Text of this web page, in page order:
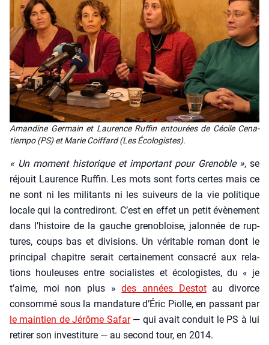
Aman­dine Ger­main et Lau­rence Ruf­fin entou­rées de Cécile Cena­
tiem­po (PS) et Marie Coif­fard (Les Éco­lo­gistes).
« Un moment his­to­rique et impor­tant pour Gre­noble », se
réjouit Lau­rence Ruf­fin. Les mots sont forts certes mais ce
ne sont ni les mili­tants ni les sui­veurs de la vie poli­tique
locale qui la contre­di­ront. C’est en effet un petit évè­ne­ment
dans l’his­toire de la gauche gre­no­bloise, jalon­née de rup­
tures, coups bas et divi­sions. Un véri­table roman dont le
prin­ci­pal cha­pitre serait cer­tai­ne­ment consa­cré aux rela­
tions hou­leuses entre socia­listes et éco­lo­gistes, du « je
t’aime, moi non plus »des années Des­totau divorce
consom­mé sous la man­da­ture d’É­ric Piolle, en pas­sant par
le main­tien de Jérôme Safar— qui avait conduit le PS à lui
reti­rer son inves­ti­ture — au second tour, en 2014.